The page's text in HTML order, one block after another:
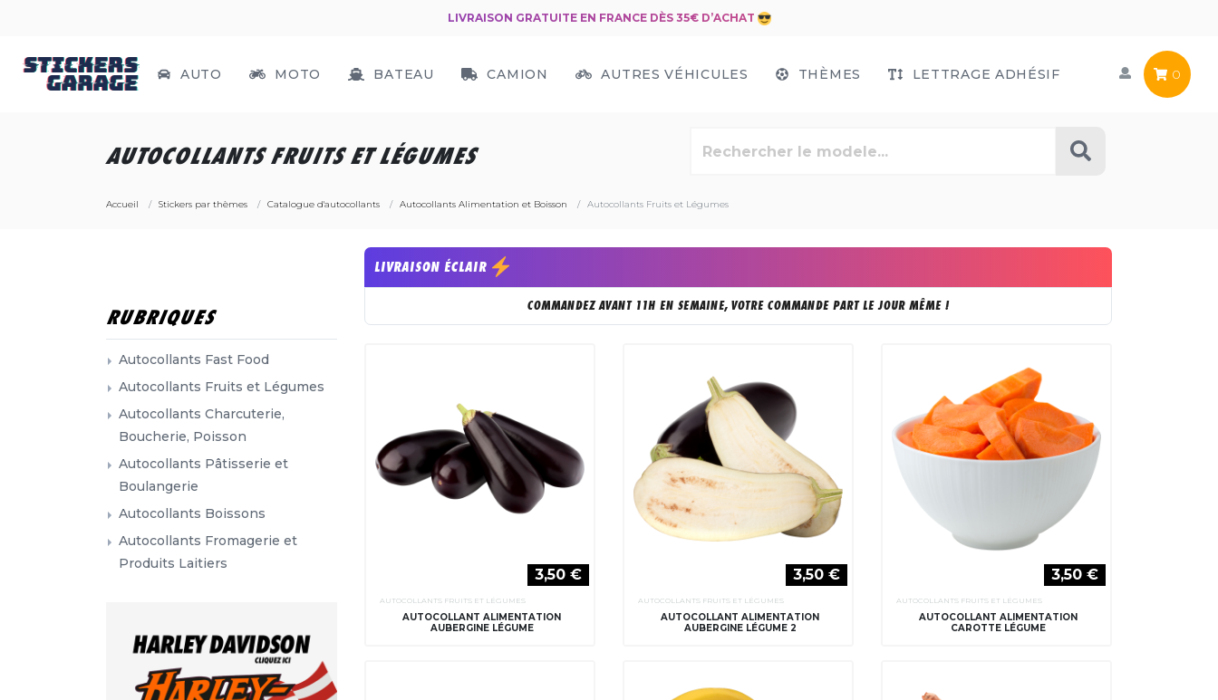
LIVRAISON GRATUITE EN FRANCE DÈS 35€ D’ACHAT
AUTO MOTO BATEAU CAMION AUTRES VÉHICULES THÈMES LETTRAGE ADHÉSIF 0
AUTOCOLLANTS FRUITS ET LÉGUMES
Accueil Stickers par thèmes Catalogue d'autocollants Autocollants Alimentation et Boisson Autocollants Fruits et Légumes
LIVRAISON ÉCLAIR
COMMANDEZ AVANT 11H EN SEMAINE, VOTRE COMMANDE PART LE JOUR MÊME !
3,50 €
AUTOCOLLANTS FRUITS ET LÉGUMES
AUTOCOLLANT ALIMENTATION
AUBERGINE LÉGUME
3,50 €
AUTOCOLLANTS FRUITS ET LÉGUMES
AUTOCOLLANT ALIMENTATION
AUBERGINE LÉGUME 2
3,50 €
AUTOCOLLANTS FRUITS ET LÉGUMES
AUTOCOLLANT ALIMENTATION
CAROTTE LÉGUME
RUBRIQUES
Autocollants Fast Food
Autocollants Fruits et Légumes
Autocollants Charcuterie,
Boucherie, Poisson
Autocollants Pâtisserie et
Boulangerie
Autocollants Boissons
Autocollants Fromagerie et
Produits Laitiers